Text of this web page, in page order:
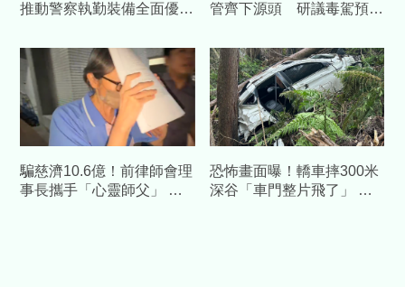
推動警察執勤裝備全面優
管齊下源頭 研議毒駕預防
騙慈濟10.6億！前律師會理
事長攜手「心靈師父」 天
恐怖畫面曝！轎車摔300米
深谷「車門整片飛了」 割